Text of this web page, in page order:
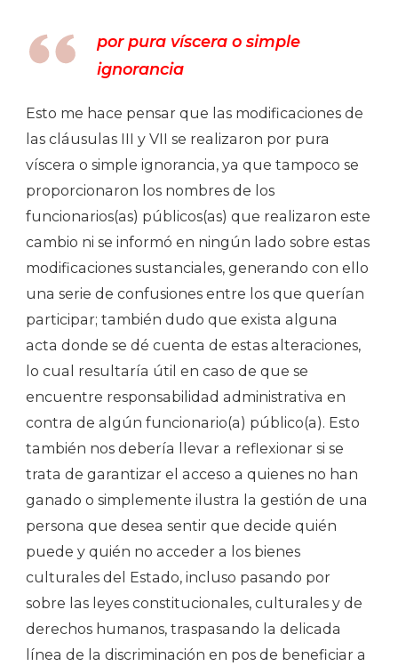
por pura víscera o simple
ignorancia
Esto me hace pensar que las modificaciones de
las cláusulas III y VII se realizaron por pura
víscera o simple ignorancia, ya que tampoco se
proporcionaron los nombres de los
funcionarios(as) públicos(as) que realizaron este
cambio ni se informó en ningún lado sobre estas
modificaciones sustanciales, generando con ello
una serie de confusiones entre los que querían
participar; también dudo que exista alguna
acta donde se dé cuenta de estas alteraciones,
lo cual resultaría útil en caso de que se
encuentre responsabilidad administrativa en
contra de algún funcionario(a) público(a). Esto
también nos debería llevar a reflexionar si se
trata de garantizar el acceso a quienes no han
ganado o simplemente ilustra la gestión de una
persona que desea sentir que decide quién
puede y quién no acceder a los bienes
culturales del Estado, incluso pasando por
sobre las leyes constitucionales, culturales y de
derechos humanos, traspasando la delicada
línea de la discriminación en pos de beneficiar a